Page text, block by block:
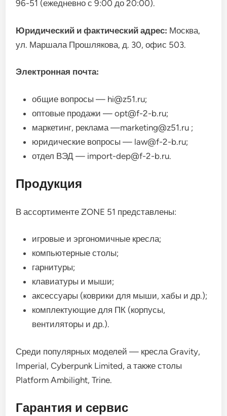
96-51 (ежедневно с 9:00 до 20:00).
Юридический и фактический адрес: Москва,
ул. Маршала Прошлякова, д. 30, офис 503.
Электронная почта:
общие вопросы — hi@z51.ru;
оптовые продажи — opt@f-2-b.ru;
маркетинг, реклама —marketing@z51.ru ;
юридические вопросы — law@f-2-b.ru;
отдел ВЭД — import-dep@f-2-b.ru.
Продукция
В ассортименте ZONE 51 представлены:
игровые и эргономичные кресла;
компьютерные столы;
гарнитуры;
клавиатуры и мыши;
аксессуары (коврики для мыши, хабы и др.);
комплектующие для ПК (корпусы,
вентиляторы и др.).
Среди популярных моделей — кресла Gravity,
Imperial, Cyberpunk Limited, а также столы
Platform Ambilight, Trine.
Гарантия и сервис